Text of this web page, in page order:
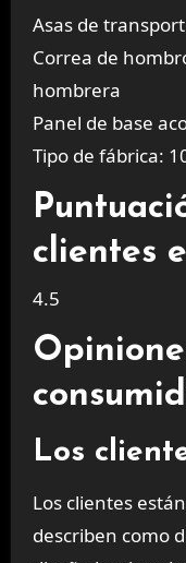
Asas de
Correa de
hombrera
Panel de base
Tipo de fábrica:
clientes
4.5
Los
Los clientes
describen como